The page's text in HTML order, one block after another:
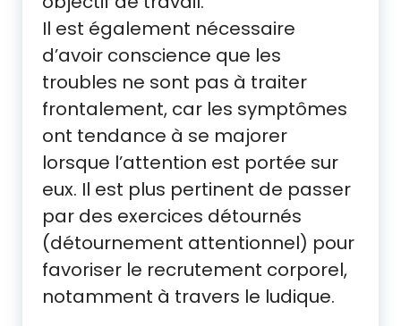
Il est également nécessaire
d’avoir conscience que les
troubles ne sont pas à traiter
frontalement, car les symptômes
ont tendance à se majorer
lorsque l’attention est portée sur
eux. Il est plus pertinent de passer
par des exercices détournés
(détournement attentionnel) pour
favoriser le recrutement corporel,
notamment à travers le ludique.